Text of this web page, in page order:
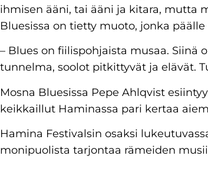
ihmisen ääni, tai ääni ja kitara, mutta
Bluesissa on tietty muoto, jonka
– Blues on fiilispohjaista musaa. Siinä
tunnelma, soolot pitkittyvät ja elävät.
Mosna Bluesissa Pepe Ahlqvist
keikkaillut Haminassa pari kertaa
Hamina Festivalsin osaksi
monipuolista tarjontaa rämeiden